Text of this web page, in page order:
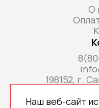
О
198152, г.
Н,
Наш веб-сайт